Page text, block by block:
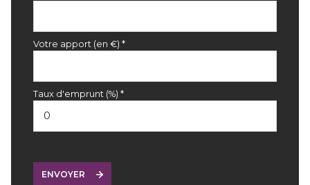
Votre apport (en €) *
Taux d'emprunt (%) *
ENVOYER